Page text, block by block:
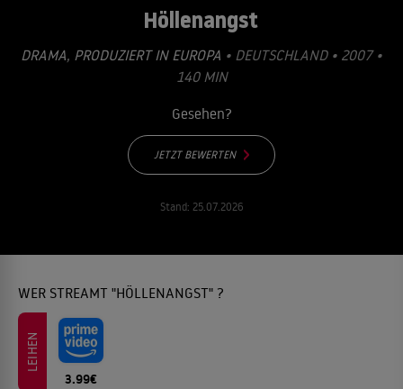
Höllenangst
DRAMA, PRODUZIERT IN EUROPA • DEUTSCHLAND • 2007 •
140 MIN
Gesehen?
JETZT BEWERTEN
Stand: 25.07.2026
WER STREAMT "HÖLLENANGST" ?
LEIHEN
3.99€